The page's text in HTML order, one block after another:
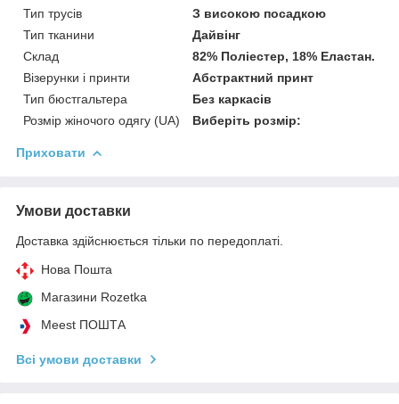
Тип трусів
З високою посадкою
Тип тканини
Дайвінг
Склад
82% Поліестер, 18% Еластан.
Візерунки і принти
Абстрактний принт
Тип бюстгальтера
Без каркасів
Розмір жіночого одягу (UA)
Виберіть розмір:
Приховати
Умови доставки
Доставка здійснюється тільки по передоплаті.
Нова Пошта
Магазини Rozetka
Meest ПОШТА
Всі умови доставки